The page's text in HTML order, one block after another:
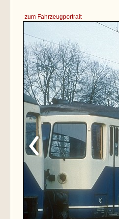
zum Fahrzeugportrait